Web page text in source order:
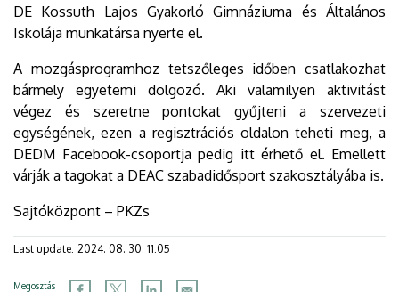
DE Kossuth Lajos Gyakorló Gimnáziuma és Általános
Iskolája munkatársa nyerte el.
A mozgásprogramhoz tetszőleges időben csatlakozhat
bármely egyetemi dolgozó. Aki valamilyen aktivitást
végez és szeretne pontokat gyűjteni a szervezeti
egységének, ezen a regisztrációs oldalon teheti meg, a
DEDM Facebook-csoportja pedig itt érhető el. Emellett
várják a tagokat a DEAC szabadidősport szakosztályába is.
Sajtóközpont – PKZs
Last update: 2024. 08. 30. 11:05
Megosztás